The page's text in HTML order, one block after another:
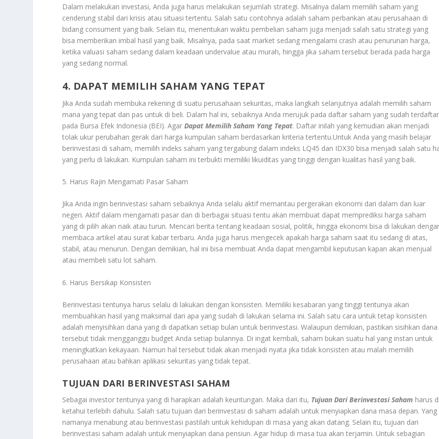
Dalam melakukan investasi, Anda juga harus melakukan sejumlah strategi. Misalnya dalam memilih saham yang
cenderung stabil dari krisis atau situasi tertentu. Salah satu contohnya adalah saham perbankan atau perusahaan di
bidang consument yang baik. Selain itu, menentukan waktu pembelian saham juga menjadi salah satu strategi yang
bisa memberikan imbal hasil yang baik. Misalnya, pada saat market sedang mengalami crash atau penurunan harga,
ketika valuasi saham sedang dalam keadaan undervalue atau murah, hingga jika saham tersebut berada pada harga
yang sedang normal.
4. DAPAT MEMILIH SAHAM YANG TEPAT
Jika Anda sudah membuka rekening di suatu perusahaan sekuritas, maka langkah selanjutnya adalah memilih saham
mana yang tepat dan pas untuk di beli. Dalam hal ini, sebaiknya Anda merujuk pada daftar saham yang sudah terdaftar
pada Bursa Efek Indonesia (BEI). Agar Dapat Memilih Saham Yang Tepat. Daftar inilah yang kemudian akan menjadi
tolak ukur perubahan gerak dari harga kumpulan saham berdasarkan kriteria tertentu.Untuk Anda yang masih belajar
berinvestasi di saham, memilih indeks saham yang tergabung dalam indeks LQ45 dan IDX30 bisa menjadi salah satu
yang perlu di lakukan. Kumpulan saham ini terbukti memiliki likuiditas yang tinggi dengan kualitas hasil yang baik.
5. Harus Rajin Mengamati Pasar Saham
Jika Anda ingin berinvestasi saham sebaiknya Anda selalu aktif memantau pergerakan ekonomi dari dalam dan luar
negeri. Aktif dalam mengamati pasar dan di berbagai situasi tentu akan membuat dapat memprediksi harga saham
yang di pilih akan naik atau turun. Mencari berita tentang keadaan sosial, politik, hingga ekonomi bisa di lakukan
membaca artikel atau surat kabar terbaru. Anda juga harus mengecek apakah harga saham saat itu sedang di atas,
stabil, atau menurun. Dengan demikian, hal ini bisa membuat Anda dapat mengambil keputusan kapan akan menjual
atau membeli satu lot saham.
6. Harus Bersikap Konsisten
Berinvestasi tentunya harus selalu di lakukan dengan konsisten. Memiliki kesabaran yang tinggi tentunya akan
membuahkan hasil yang maksimal dari apa yang sudah di lakukan selama ini. Salah satu cara untuk tetap konsisten
adalah menyisihkan dana yang di dapatkan setiap bulan untuk berinvestasi. Walaupun demikian, pastikan sisihkan dana
tersebut tidak mengganggu budget Anda setiap bulannya. Di ingat kembali, saham bukan suatu hal yang instan untuk
meningkatkan kekayaan. Namun hal tersebut tidak akan menjadi nyata jika tidak konsisten atau malah memilih
perusahaan atau bahkan aplikasi sekuritas yang tidak tepat.
TUJUAN DARI BERINVESTASI SAHAM
Sebagai investor tentunya yang di harapkan adalah keuntungan. Maka dari itu, Tujuan Dari Berinvestasi Saham harus
ketahui terlebih dahulu. Salah satu tujuan dari berinvestasi di saham adalah untuk menyiapkan dana masa depan. Yang
namanya menabung atau berinvestasi pastilah untuk kehidupan di masa yang akan datang. Selain itu, tujuan dari
berinvestasi saham adalah untuk menyiapkan dana pensiun. Agar hidup di masa tua akan terjamin. Untuk sebagian